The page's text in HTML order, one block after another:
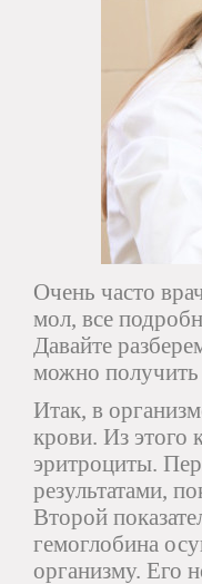
Очень часто
мол, все
Давайте
можно
Итак, в
крови. Из этого
эритроциты.
результатами,
Второй
гемоглобина
организму. Его